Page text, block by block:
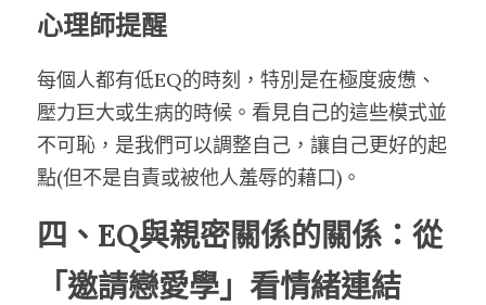
心理師提醒
每個人都有低EQ的時刻，特別是在極度疲憊、
壓力巨大或生病的時候。看見自己的這些模式並
不可恥，是我們可以調整自己，讓自己更好的起
點(但不是自責或被他人羞辱的藉口)。
四、EQ與親密關係的關係：從
「邀請戀愛學」看情緒連結